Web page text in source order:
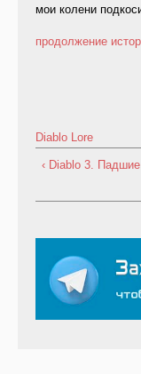
мои колени
продолжение
Diablo Lore
‹ Diablo 3. Падшие